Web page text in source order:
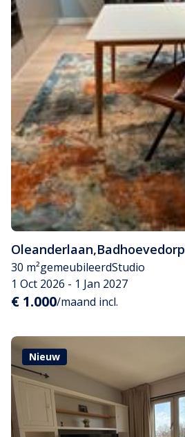
Oleanderlaan,Badhoevedorp
30 m²gemeubileerdStudio
1 Oct 2026 - 1 Jan 2027
€ 1.000/maand incl.
Nieuw